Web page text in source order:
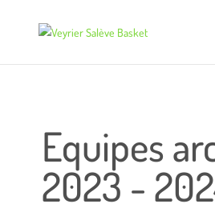
Equipes
2023 -